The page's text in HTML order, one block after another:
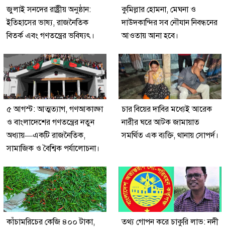
জুলাই সনদের রাষ্ট্রীয় অনুষ্ঠান:
ইতিহাসের ভাষ্য, রাজনৈতিক
বিতর্ক এবং গণতন্ত্রের ভবিষ্যৎ।
কুমিল্লার হোমনা, মেঘনা ও
দাউদকান্দির সব নৌযান নিবন্ধনের
আওতায় আনা হবে।
৫ আগস্ট: আত্মত্যাগ, গণআকাঙ্ক্ষা
ও বাংলাদেশের গণতন্ত্রের নতুন
অধ্যায়—একটি রাজনৈতিক,
সামাজিক ও বৈশ্বিক পর্যালোচনা।
চার বিয়ের দাবির মধ্যেই আরেক
নারীর ঘরে আটক জামায়াত
সমর্থিত এক ব্যক্তি, থানায় সোপর্দ।
কাঁচামরিচের কেজি ৪০০ টাকা,
তথ্য গোপন করে চাকুরি লাভ: নদী